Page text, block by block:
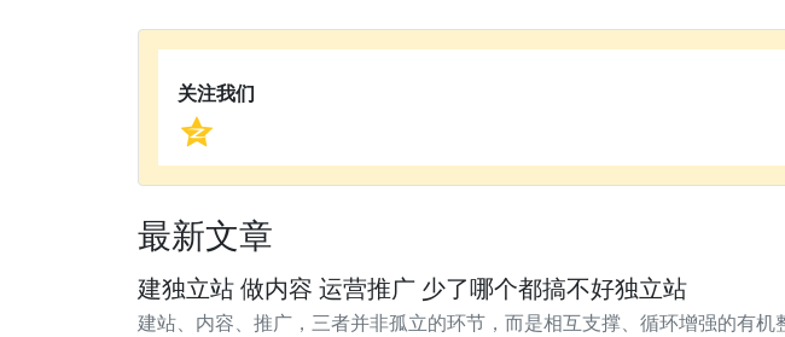
关注我们
最新文章
建独立站 做内容 运营推广 少了哪个都搞不好独立站
建站、内容、推广，三者并非孤立的环节，而是相互支撑、循环增强的有